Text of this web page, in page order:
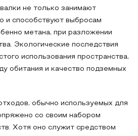
не только занимают
и способствуют выбросам
метана, при разложении
Экологические последствия
использования пространства,
обитания и качество подземных
обычно используемых для
со своим набором
Хотя оно служит средством